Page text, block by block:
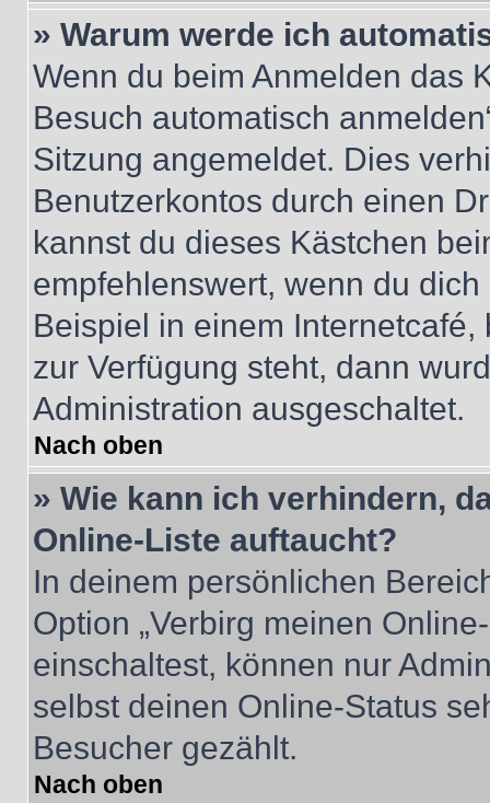
» Warum werde ich
Wenn du beim Anmelden das
Besuch automatisch
Sitzung angemeldet. Dies
Benutzerkontos durch einen
kannst du dieses Kästchen
empfehlenswert, wenn du
Beispiel in einem
zur Verfügung steht, dann
Administration ausgeschaltet.
Nach oben
» Wie kann ich verhindern,
Online-Liste auftaucht?
In deinem persönlichen
Option „Verbirg meinen
einschaltest, können nur
selbst deinen Online-Status
Besucher gezählt.
Nach oben